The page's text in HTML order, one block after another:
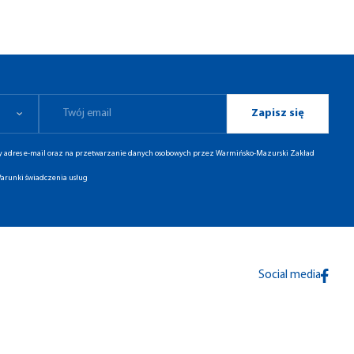
Zapisz się
e-mail oraz na przetwarzanie danych osobowych przez Warmińsko-Mazurski Zakład
świadczenia usług
Social media